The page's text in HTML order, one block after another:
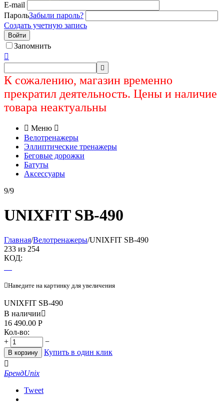
E-mail
ПарольЗабыли пароль?
Создать учетную запись
Войти
Запомнить


К сожалению, магазин временно
прекратил деятельность. Цены и наличие
товара неактуальны
 Меню 
Велотренажеры
Эллиптические тренажеры
Беговые дорожки
Батуты
Аксессуары
9/9
UNIXFIT SB-490
Главная/Велотренажеры/UNIXFIT SB-490
233 из 254
КОД:
Наведите на картинку для увеличения
UNIXFIT SB-490
В наличии
16 490.00 Р
Кол-во:
+
−
В корзину
Купить в один клик

БрендUnix
Tweet